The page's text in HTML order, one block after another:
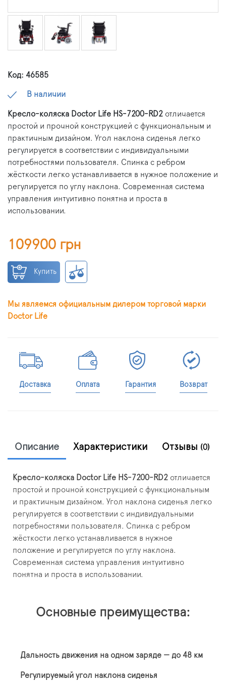
Код: 46585
В наличии
Кресло-коляска Doctor Life HS-7200-RD2 отличается
простой и прочной конструкцией с функциональным и
практичным дизайном. Угол наклона сиденья легко
регулируется в соответствии с индивидуальными
потребностями пользователя. Спинка с ребром
жёсткости легко устанавливается в нужное положение и
регулируется по углу наклона. Современная система
управления интуитивно понятна и проста в
использовании.
109900 грн
Купить
Мы являемся официальным дилером торговой марки
Doctor Life
Доставка Оплата Гарантия Возврат
Описание Характеристики Отзывы (0)
Кресло-коляска Doctor Life HS-7200-RD2 отличается
простой и прочной конструкцией с функциональным
и практичным дизайном. Угол наклона сиденья легко
регулируется в соответствии с индивидуальными
потребностями пользователя. Спинка с ребром
жёсткости легко устанавливается в нужное
положение и регулируется по углу наклона.
Современная система управления интуитивно
понятна и проста в использовании.
Основные преимущества:
Дальность движения на одном заряде — до 48 км
Регулируемый угол наклона сиденья